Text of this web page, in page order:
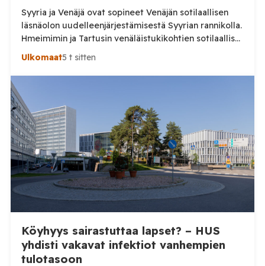
Syyria ja Venäjä ovat sopineet Venäjän sotilaallisen
läsnäolon uudelleenjärjestämisestä Syyrian rannikolla.
Hmeimimin ja Tartusin venäläistukikohtien sotilaalliset
osat on määrä muuttaa maiden yhteisiksi koulutus- ja
käytössä olleesta infrastruktuurista siirtyy Syyrian
ilmoitti sunnuntaina 9. elokuuta, että Damaskos ja
Moskova ovat päässeet yhteisymmärrykseen Venäjän
Syyriassa sijaitsevien tukikohtien tulevaisuudesta.
Syyrian […]
Ulkomaat5 t sitten
Köyhyys sairastuttaa lapset? – HUS
yhdisti vakavat infektiot vanhempien
tulotasoon